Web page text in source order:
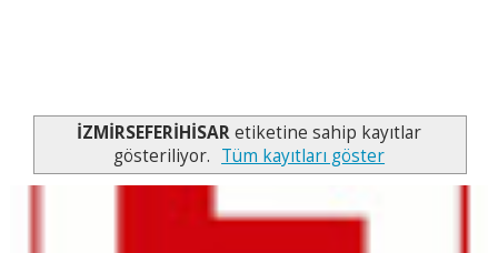
İZMİRSEFERİHİSARetiketine sahip kayıtlar
gösteriliyor. Tüm kayıtları göster